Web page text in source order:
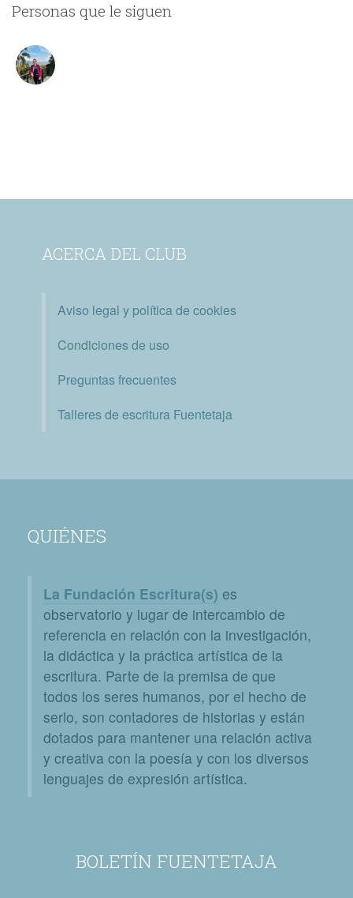
Personas que le siguen
ACERCA DEL CLUB
Aviso legal y política de cookies
Condiciones de uso
Preguntas frecuentes
Talleres de escritura Fuentetaja
QUIÉNES
La Fundación Escritura(s) es
observatorio y lugar de intercambio de
referencia en relación con la investigación,
la didáctica y la práctica artística de la
escritura. Parte de la premisa de que
todos los seres humanos, por el hecho de
serlo, son contadores de historias y están
dotados para mantener una relación activa
y creativa con la poesía y con los diversos
lenguajes de expresión artística.
BOLETÍN FUENTETAJA